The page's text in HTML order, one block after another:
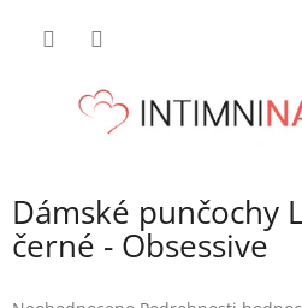
Dámské punčochy
černé - Obsessive